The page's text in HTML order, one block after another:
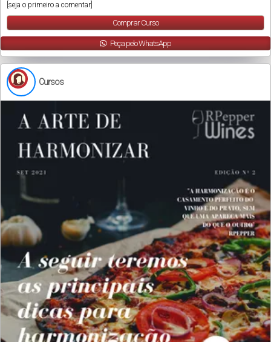
[seja o primeiro a comentar]
Comprar Curso
Peça pelo WhatsApp
Cursos